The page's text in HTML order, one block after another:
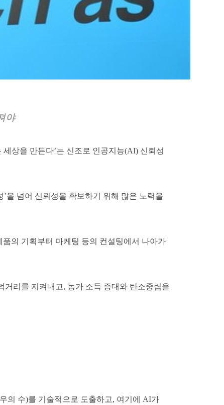
03 WHAT WE DO
TRUSTWORTHY AI
야
상을 만든다’는 신조로 인공지능(AI) 신뢰성
을 넘어 신뢰성을 확보하기 위해 많은 노력을
의 기획부터 마케팅 등의 컨설팅에서 나아가
거리를 지켜내고, 농가 소득 증대와 탄소중립을
의 수)를 기술적으로 도출하고, 여기에 AI가